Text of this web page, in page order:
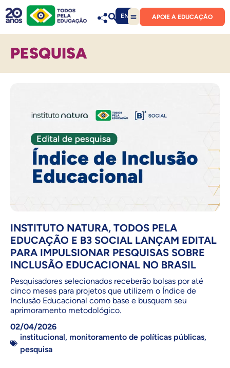
EN APOIE A EDUCAÇÃO
PESQUISA
INSTITUTO NATURA, TODOS PELA
EDUCAÇÃO E B3 SOCIAL LANÇAM EDITAL
PARA IMPULSIONAR PESQUISAS SOBRE
INCLUSÃO EDUCACIONAL NO BRASIL
Pesquisadores selecionados receberão bolsas por até
cinco meses para projetos que utilizem o Índice de
Inclusão Educacional como base e busquem seu
aprimoramento metodológico.
02/04/2026
institucional, monitoramento de políticas públicas,
pesquisa